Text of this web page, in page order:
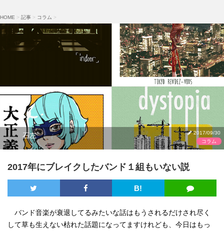
HOME > 記事 > コラム >
石左
2017/09/30
コラム
2017年にブレイクしたバンド１組もいない説
B!
バンド音楽が衰退してるみたいな話はもうされるだけされ尽く
して草も生えない枯れた話題になってますけれども、今日はもっ